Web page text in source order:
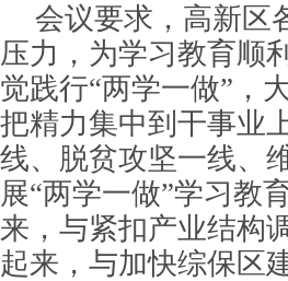
会议要求，高新区
压力，为学习教育顺
觉践行“两学一做”，
把精力集中到干事业
线、脱贫攻坚一线、
展“两学一做”学习教
来，与紧扣产业结构
起来，与加快综保区